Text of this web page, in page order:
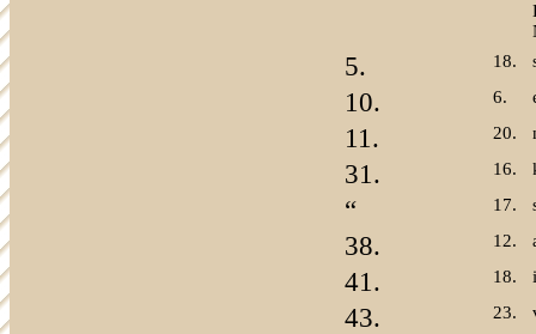
5. 18.
10. 6.
11. 20.
31. 16.
“ 17.
38. 12.
41. 18.
43. 23.